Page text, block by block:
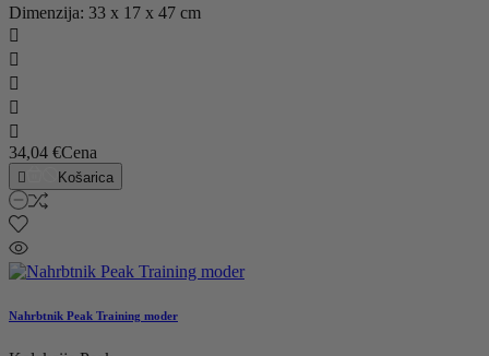
Dimenzija: 33 x 17 x 47 cm





34,04 €Cena
 Košarica
Nahrbtnik Peak Training moder